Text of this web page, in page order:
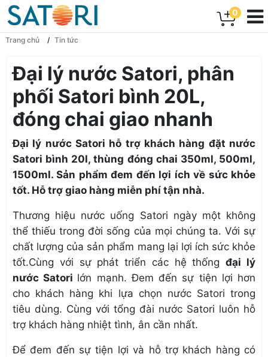
0
Trang chủ Tin tức
Đại lý nước Satori, phân
phối Satori bình 20L,
đóng chai giao nhanh
Đại lý nước Satori hỗ trợ khách hàng đặt nước
Satori bình 20l, thùng đóng chai 350ml, 500ml,
1500ml. Sản phẩm đem đến lợi ích về sức khỏe
tốt. Hỗ trợ giao hàng miễn phí tận nhà.
Thương hiệu nước uống Satori ngày một không
thể thiếu trong đời sống của mọi chúng ta. Với sự
chất lượng của sản phẩm mang lại lợi ích sức khỏe
tốt.Cùng với sự phát triển các hệ thốngđại lý
nước Satori lớn mạnh. Đem đến sự tiện lợi hơn
cho khách hàng khi lựa chọn nước Satori trong
tiêu dùng. Cùng với tổng đài nước Satori luôn hỗ
trợ khách hàng nhiệt tình, ân cần nhất.
Để đem đến sự tiện lợi và hỗ trợ khách hàng có